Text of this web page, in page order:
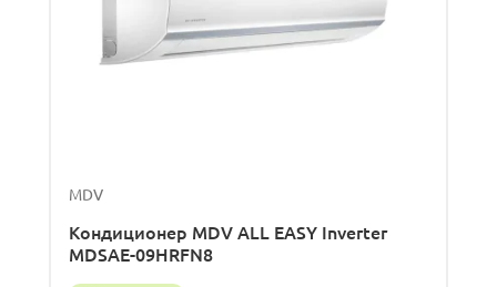
MDV
Кондиционер MDV ALL EASY Inverter
MDSAE-09HRFN8